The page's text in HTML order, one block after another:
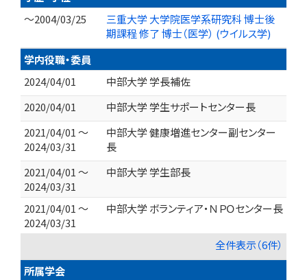
～2004/03/25
三重大学 大学院医学系研究科 博士後
期課程 修了 博士（医学） (ウイルス学)
学内役職・委員
2024/04/01
中部大学 学長補佐
2020/04/01
中部大学 学生サポートセンター長
2021/04/01 ～
2024/03/31
中部大学 健康増進センター副センター
長
2021/04/01 ～
2024/03/31
中部大学 学生部長
2021/04/01 ～
2024/03/31
中部大学 ボランティア・ＮＰＯセンター長
全件表示（6件）
所属学会